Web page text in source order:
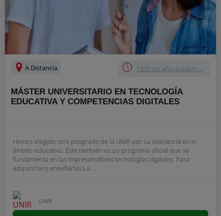
A Distancia 1500 Un año académ...
MÁSTER UNIVERSITARIO EN TECNOLOGÍA
EDUCATIVA Y COMPETENCIAS DIGITALES
Hemos elegido otro posgrado de la UNIR por su relevancia en el
ámbito educativo. Este también es un programa oficial que se
fundamenta en las imprescindibles tecnologías digitales. Para
adquirirlas y enseñarlas.La...
UNIR